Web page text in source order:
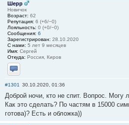
Шерр
Новичок
Возраст: 62
Репутация: 6 (+6/−0)
Лояльность: 0 (+0/−0)
Сообщения: 6
Зарегистрирован: 28.10.2020
С нами: 5 лет 9 месяцев
Имя: Сергей
Откуда: Россия, Киров
Отправить личное сообщение
#1301 30.10.2020, 01:36
Доброй ночи, кто не спит. Вопрос.
Как это сделать? По частям в 15000
готова)? Есть и обложка))